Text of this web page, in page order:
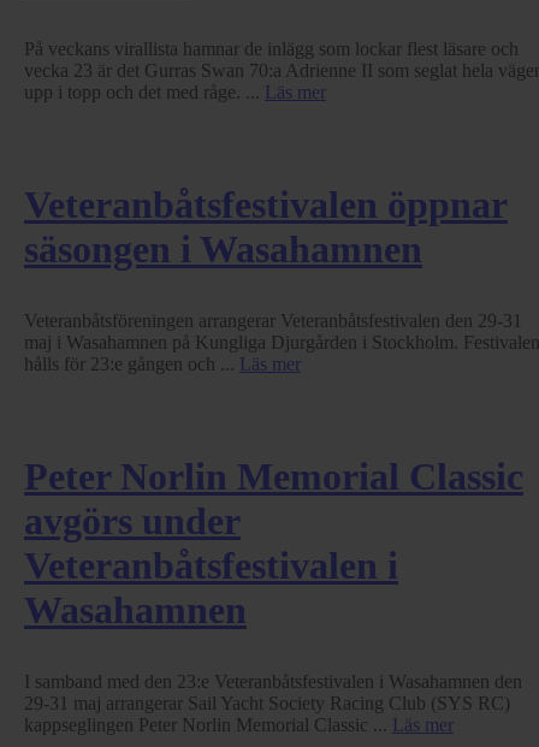
På veckans virallista hamnar de inlägg som lockar flest läsare och
vecka 23 är det Gurras Swan 70:a Adrienne II som seglat hela
upp i topp och det med råge. ... Läs mer
Veteranbåtsfestivalen öppnar
säsongen i Wasahamnen
Veteranbåtsföreningen arrangerar Veteranbåtsfestivalen den 29-31
maj i Wasahamnen på Kungliga Djurgården i Stockholm. Festivalen
hålls för 23:e gången och ... Läs mer
Peter Norlin Memorial Classic
avgörs under
Veteranbåtsfestivalen i
Wasahamnen
I samband med den 23:e Veteranbåtsfestivalen i Wasahamnen den
29-31 maj arrangerar Sail Yacht Society Racing Club (SYS RC)
kappseglingen Peter Norlin Memorial Classic ... Läs mer